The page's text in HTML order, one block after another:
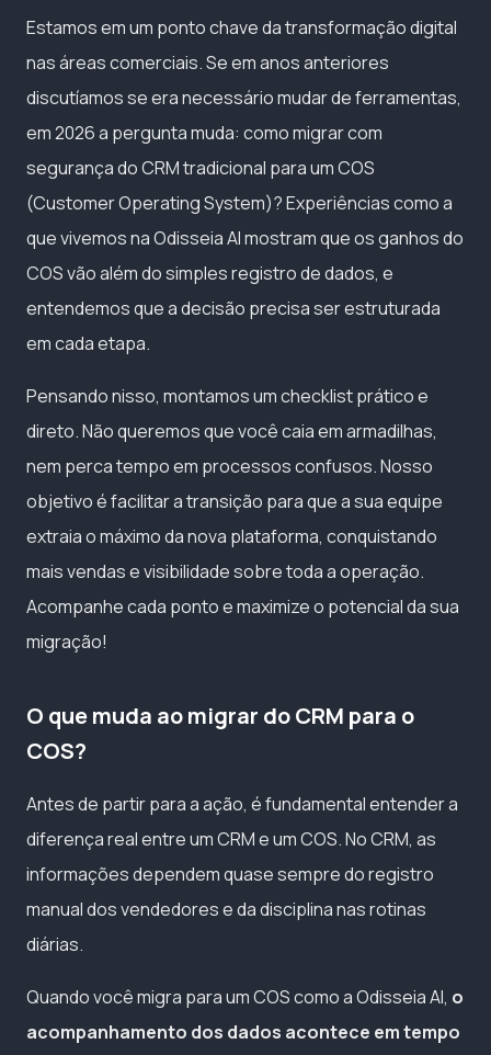
Estamos em um ponto chave da transformação digital
nas áreas comerciais. Se em anos anteriores
discutíamos se era necessário mudar de ferramentas,
em 2026 a pergunta muda: como migrar com
segurança do CRM tradicional para um COS
(Customer Operating System)? Experiências como a
que vivemos na Odisseia AI mostram que os ganhos do
COS vão além do simples registro de dados, e
entendemos que a decisão precisa ser estruturada
em cada etapa.
Pensando nisso, montamos um checklist prático e
direto. Não queremos que você caia em armadilhas,
nem perca tempo em processos confusos. Nosso
objetivo é facilitar a transição para que a sua equipe
extraia o máximo da nova plataforma, conquistando
mais vendas e visibilidade sobre toda a operação.
Acompanhe cada ponto e maximize o potencial da sua
migração!
O que muda ao migrar do CRM para o
COS?
Antes de partir para a ação, é fundamental entender a
diferença real entre um CRM e um COS. No CRM, as
informações dependem quase sempre do registro
manual dos vendedores e da disciplina nas rotinas
diárias.
Quando você migra para um COS como a Odisseia AI, o
acompanhamento dos dados acontece em tempo